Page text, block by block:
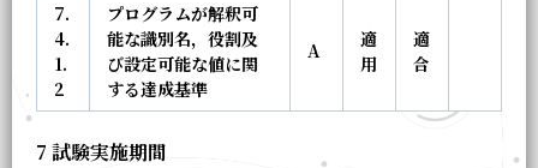
7.
4.
1.
2
プログラムが解釈可
能な識別名，役割及
び設定可能な値に関
する達成基準
A
適
用
適
合
7 試験実施期間